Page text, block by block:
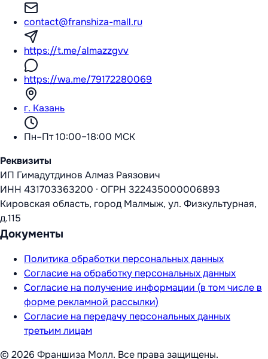
contact@franshiza-mall.ru
https://t.me/almazzgvv
https://wa.me/79172280069
г. Казань
Пн–Пт 10:00–18:00 МСК
Реквизиты
ИП Гимадутдинов Алмаз Раязович
ИНН 431703363200 · ОГРН 322435000006893
Кировская область, город Малмыж, ул. Физкультурная,
д.115
Документы
Политика обработки персональных данных
Согласие на обработку персональных данных
Согласие на получение информации (в том числе в
форме рекламной рассылки)
Согласие на передачу персональных данных
третьим лицам
© 2026 Франшиза Молл. Все права защищены.